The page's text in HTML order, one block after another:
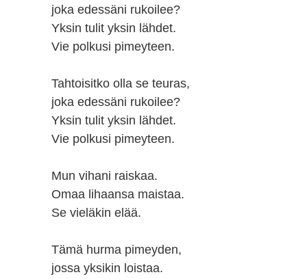
joka edessäni rukoilee?
Yksin tulit yksin lähdet.
Vie polkusi pimeyteen.
Tahtoisitko olla se teuras,
joka edessäni rukoilee?
Yksin tulit yksin lähdet.
Vie polkusi pimeyteen.
Mun vihani raiskaa.
Omaa lihaansa maistaa.
Se vieläkin elää.
Tämä hurma pimeyden,
jossa yksikin loistaa.